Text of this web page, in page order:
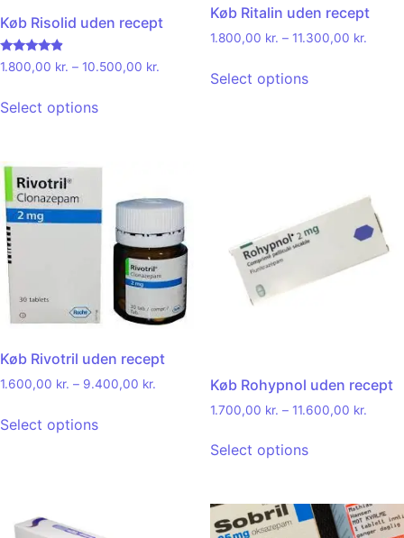
Køb Risolid uden recept
Rated
4.67
1.800,00 kr. – 10.500,00 kr.
Select options
Køb Ritalin uden recept
1.800,00 kr. – 11.300,00 kr.
Select options
Køb Rivotril uden recept
1.600,00 kr. – 9.400,00 kr.
Select options
Køb Rohypnol uden recept
1.700,00 kr. – 11.600,00 kr.
Select options